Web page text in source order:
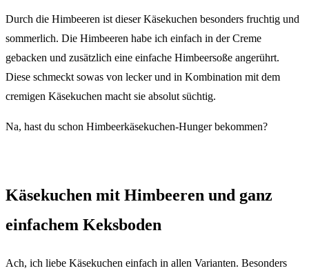
Durch die Himbeeren ist dieser Käsekuchen besonders fruchtig und
sommerlich. Die Himbeeren habe ich einfach in der Creme
gebacken und zusätzlich eine einfache Himbeersoße angerührt.
Diese schmeckt sowas von lecker und in Kombination mit dem
cremigen Käsekuchen macht sie absolut süchtig.
Na, hast du schon Himbeerkäsekuchen-Hunger bekommen?
Käsekuchen mit Himbeeren und ganz
einfachem Keksboden
Ach, ich liebe Käsekuchen einfach in allen Varianten. Besonders